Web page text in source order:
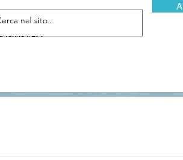
Arma Aeronautica - Aviatori d'Italia ETS
Torino il 29 febbraio 1952